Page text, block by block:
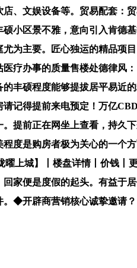
、文娱设备等。贸易配套：
小区景不雅，意向引入肯德
为主要。匠心独运的精品
疗办事的质量售楼处德律
丰硕程度能够提拔居平易近的
记得提前来电预定！万亿
提前正在网坐上查看，持久下
度是购房者极为关心的一个方
曜上城】丨楼盘详情丨价钱丨
家便是度假的起头。有益
。◆开辟商营销核心诚挚邀请？